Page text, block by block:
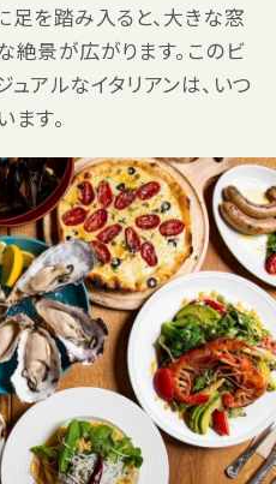
足を踏み入ると、大きな窓
絶景が広がります。このビ
アルなイタリアンは、いつ
す。